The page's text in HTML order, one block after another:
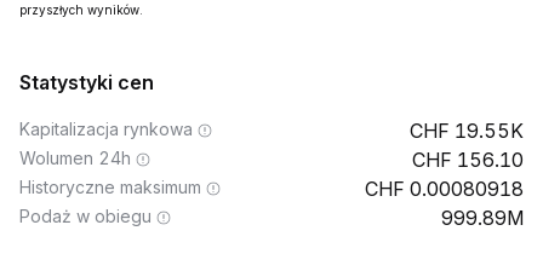
przyszłych wyników.
Statystyki cen
Kapitalizacja rynkowa 19.55K
Wolumen 24h 156.10
Historyczne maksimum 0.00080918
Podaż w obiegu 999.89M